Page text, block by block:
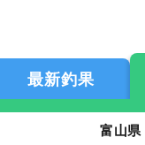
最新釣果
富山県